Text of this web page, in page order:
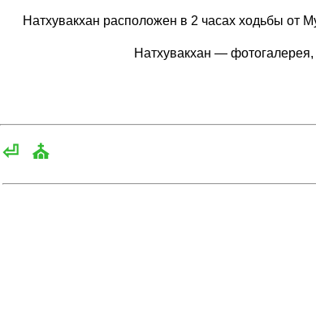
Натхувакхан расположен в 2 часах ходьбы от
Натхувакхан —
⏎ ⛪